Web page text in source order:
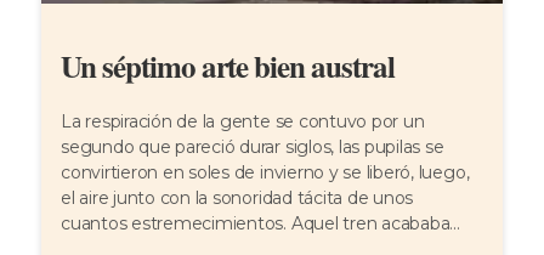
Un séptimo arte bien austral
La respiración de la gente se contuvo por un
segundo que pareció durar siglos, las pupilas se
convirtieron en soles de invierno y se liberó, luego,
el aire junto con la sonoridad tácita de unos
cuantos estremecimientos. Aquel tren acababa...